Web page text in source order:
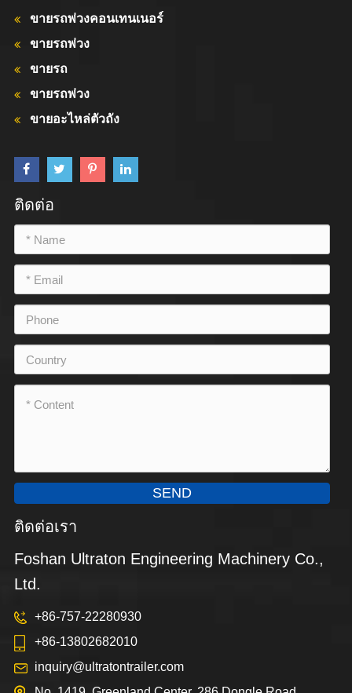
ขายรถพ่วงคอนเทนเนอร์
ขายรถพ่วง
ขายรถ
ขายรถพ่วง
ขายอะไหล่ตัวถัง
ติดต่อ
SEND
ติดต่อเรา
Foshan Ultraton Engineering Machinery Co.,
Ltd.
+86-757-22280930
+86-13802682010
inquiry@ultratontrailer.com